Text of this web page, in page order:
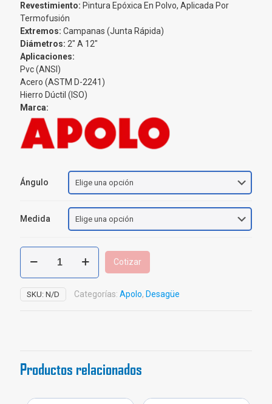
Revestimiento: Pintura Epóxica En Polvo, Aplicada Por
Termofusión
Extremos: Campanas (Junta Rápida)
Diámetros: 2″ A 12″
Aplicaciones:
Pvc (ANSI)
Acero (ASTM D-2241)
Hierro Dúctil (ISO)
Marca:
Ángulo
Medida
Codo
Junta
Rápida
Apolo
cantidad
Cotizar
SKU: N/D Categorías: Apolo, Desagüe
Productos relacionados